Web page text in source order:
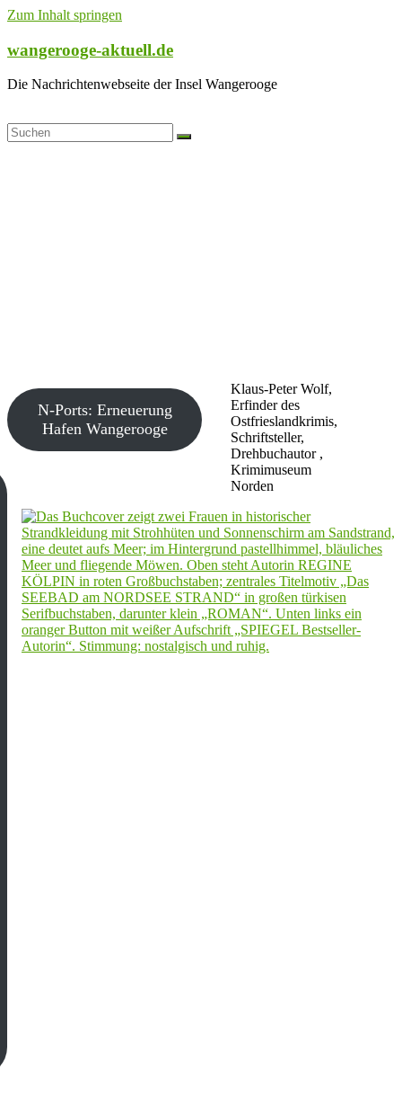
Zum Inhalt springen
wangerooge-aktuell.de
Die Nachrichtenwebseite der Insel Wangerooge
Klaus-Peter Wolf,
Erfinder des
Ostfrieslandkrimis,
Schriftsteller,
Drehbuchautor ,
Krimimuseum
Norden
N-Ports: Erneuerung
Hafen Wangerooge